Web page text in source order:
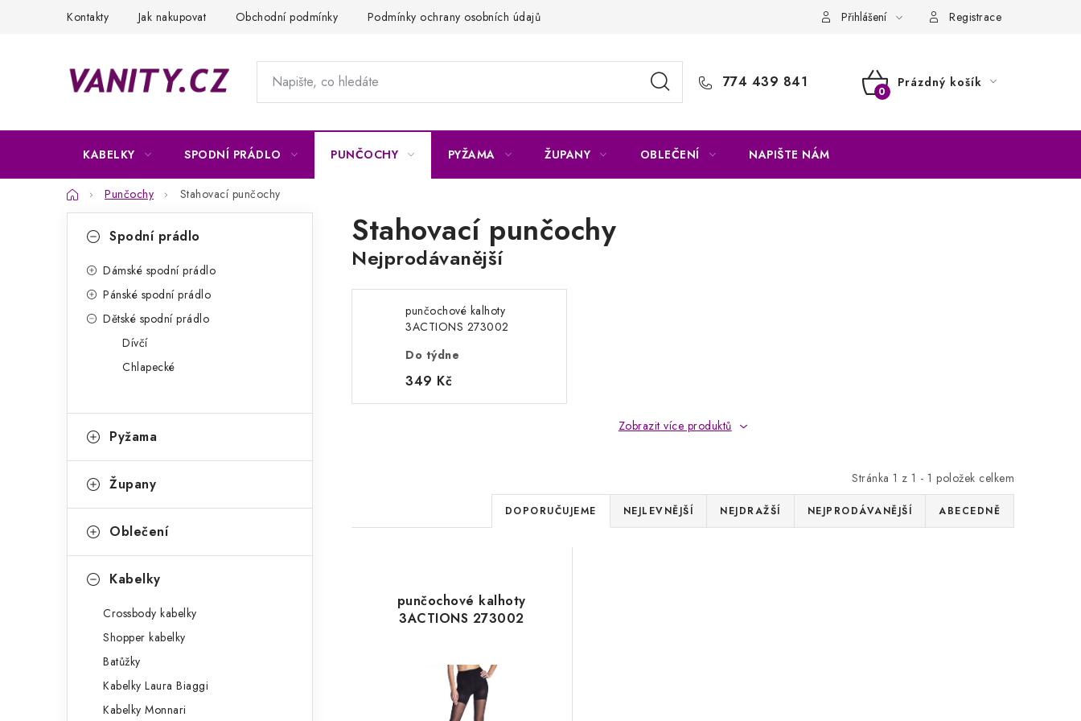
Kontakty Jak nakupovat Obchodní podmínky Podmínky ochrany osobních údajů Přihlášení Registrace
774 439 841
NÁKUPNÍ
Prázdný košík
KABELKY SPODNÍ PRÁDLO PUNČOCHY PYŽAMA ŽUPANY OBLEČENÍ NAPIŠTE NÁM
DomůPunčochy Stahovací punčochy
n
í
p
n
kategorie
i
Spodní prádlo
Dámské spodní prádlo
Pánské spodní prádlo
Dětské spodní prádlo
Dívčí
Chlapecké
Pyžama
Župany
Oblečení
Kabelky
Crossbody kabelky
Shopper kabelky
Batůžky
Kabelky Laura Biaggi
Kabelky Monnari
Stahovací punčochy
Nejprodávanější
punčochové kalhoty
3ACTIONS 273002
Do týdne
349 Kč
Zobrazit více produktů
Stránka 1 z 1 - 1 položek celkem
Ř
a
e
n
í
DOPORUČUJEME NEJLEVNĚJŠÍ NEJDRAŽŠÍ NEJPRODÁVANĚJŠÍ ABECEDNĚ
punčochové kalhoty
3ACTIONS 273002